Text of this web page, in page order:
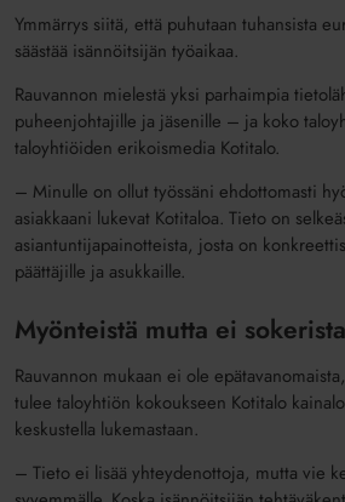
Ymmärrys siitä, että puhutaan tuhansista
säästää isännöitsijän työaikaa.
Rauvannon mielestä yksi parhaimpia
puheenjohtajille ja jäsenille – ja koko
taloyhtiöiden erikoismedia Kotitalo.
– Minulle on ollut työssäni ehdottomasti
asiakkaani lukevat Kotitaloa. Tieto on
asiantuntijapainotteista, josta on
päättäjille ja asukkaille.
Myönteistä mutta ei sokerista
Rauvannon mukaan ei ole
tulee taloyhtiön kokoukseen Kotitalo
keskustella lukemastaan.
– Tieto ei lisää yhteydenottoja, mutta vie